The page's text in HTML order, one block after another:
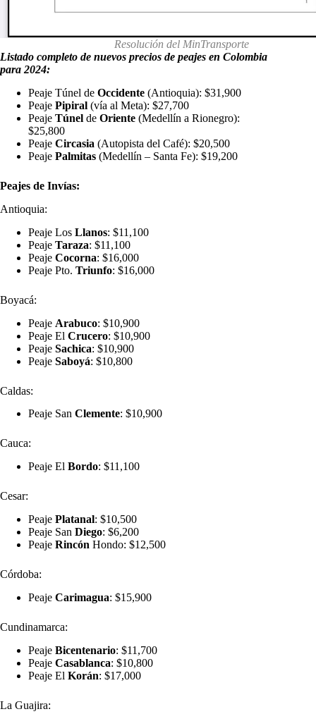
Resolución del MinTransporte
Listado completo de nuevos precios de peajes en Colombia
para 2024:
Peaje Túnel de Occidente (Antioquia): $31,900
Peaje Pipiral (vía al Meta): $27,700
Peaje Túnel de Oriente (Medellín a Rionegro):
$25,800
Peaje Circasia (Autopista del Café): $20,500
Peaje Palmitas (Medellín – Santa Fe): $19,200
Peajes de Invías:
Antioquia:
Peaje Los Llanos: $11,100
Peaje Taraza: $11,100
Peaje Cocorna: $16,000
Peaje Pto. Triunfo: $16,000
Boyacá:
Peaje Arabuco: $10,900
Peaje El Crucero: $10,900
Peaje Sachica: $10,900
Peaje Saboyá: $10,800
Caldas:
Peaje San Clemente: $10,900
Cauca:
Peaje El Bordo: $11,100
Cesar:
Peaje Platanal: $10,500
Peaje San Diego: $6,200
Peaje Rincón Hondo: $12,500
Córdoba:
Peaje Carimagua: $15,900
Cundinamarca:
Peaje Bicentenario: $11,700
Peaje Casablanca: $10,800
Peaje El Korán: $17,000
La Guajira: